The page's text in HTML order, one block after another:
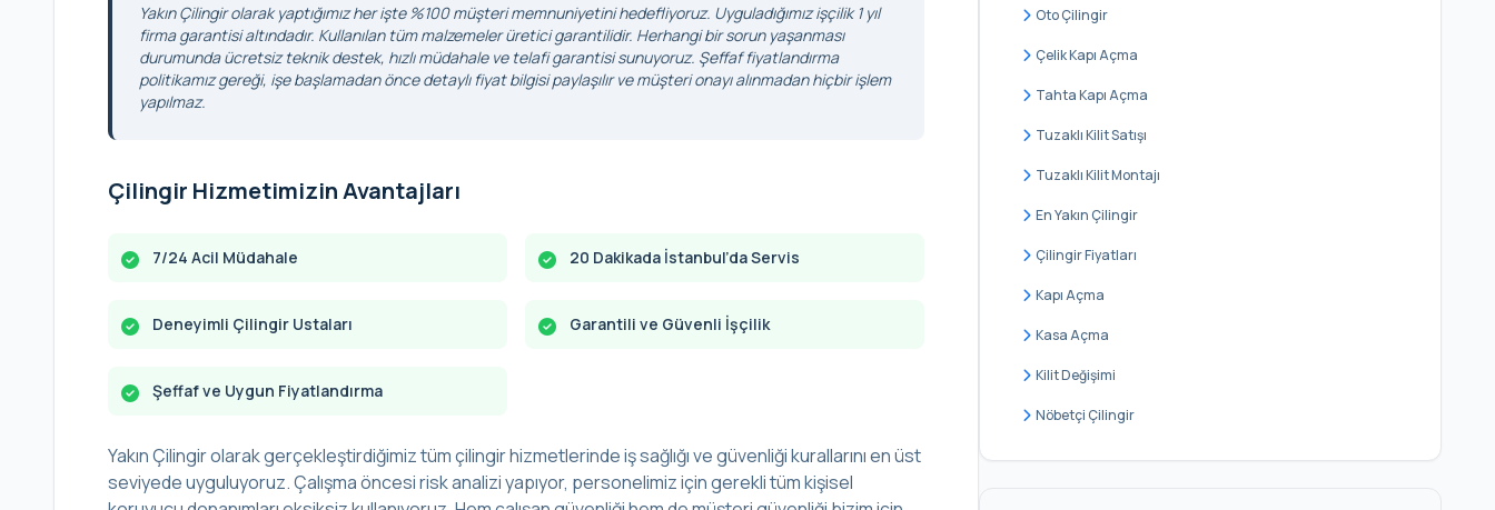
Yakın Çilingir olarak yaptığımız her işte %100 müşteri memnuniyetini hedefliyoruz. Uyguladığımız işçilik 1 yıl
firma garantisi altındadır. Kullanılan tüm malzemeler üretici garantilidir. Herhangi bir sorun yaşanması
durumunda ücretsiz teknik destek, hızlı müdahale ve telafi garantisi sunuyoruz. Şeffaf fiyatlandırma
politikamız gereği, işe başlamadan önce detaylı fiyat bilgisi paylaşılır ve müşteri onayı alınmadan hiçbir işlem
yapılmaz.
Çilingir Hizmetimizin Avantajları
7/24 Acil Müdahale 20 Dakikada İstanbul’da Servis
Deneyimli Çilingir Ustaları Garantili ve Güvenli İşçilik
Şeffaf ve Uygun Fiyatlandırma
Yakın Çilingir olarak gerçekleştirdiğimiz tüm çilingir hizmetlerinde iş sağlığı ve güvenliği kurallarını en üst
seviyede uyguluyoruz. Çalışma öncesi risk analizi yapıyor, personelimiz için gerekli tüm kişisel
Oto Çilingir
Çelik Kapı Açma
Tahta Kapı Açma
Tuzaklı Kilit Satışı
Tuzaklı Kilit Montajı
En Yakın Çilingir
Çilingir Fiyatları
Kapı Açma
Kasa Açma
Kilit Değişimi
Nöbetçi Çilingir